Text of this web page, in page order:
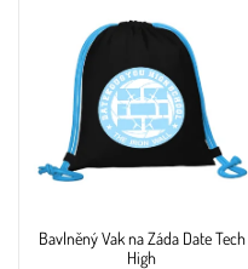
Bavlněný Vak na Záda Date Tech
High